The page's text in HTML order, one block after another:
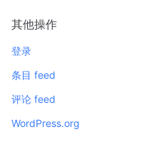
其他操作
登录
条目 feed
评论 feed
WordPress.org